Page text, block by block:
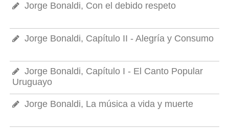
Jorge Bonaldi, Con el debido respeto
Jorge Bonaldi, Capítulo II - Alegría y Consumo
Jorge Bonaldi, Capítulo I - El Canto Popular
Uruguayo
Jorge Bonaldi, La música a vida y muerte